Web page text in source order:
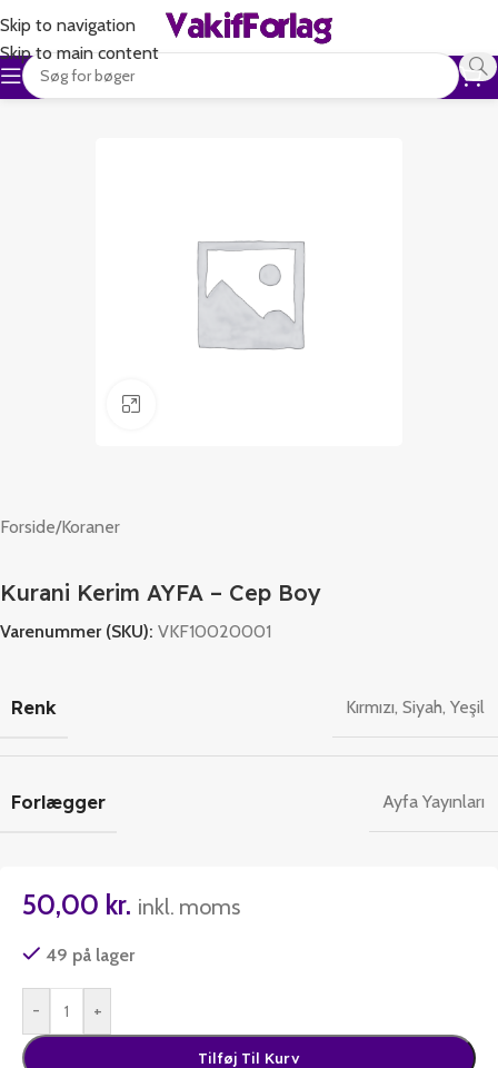
Skip to navigation
Skip to main content
Forside/Koraner
Kurani Kerim AYFA – Cep Boy
Varenummer (SKU): VKF10020001
Renk Kırmızı, Siyah, Yeşil
Forlægger Ayfa Yayınları
50,00 kr. inkl. moms
49 på lager
- +
Tilføj Til Kurv